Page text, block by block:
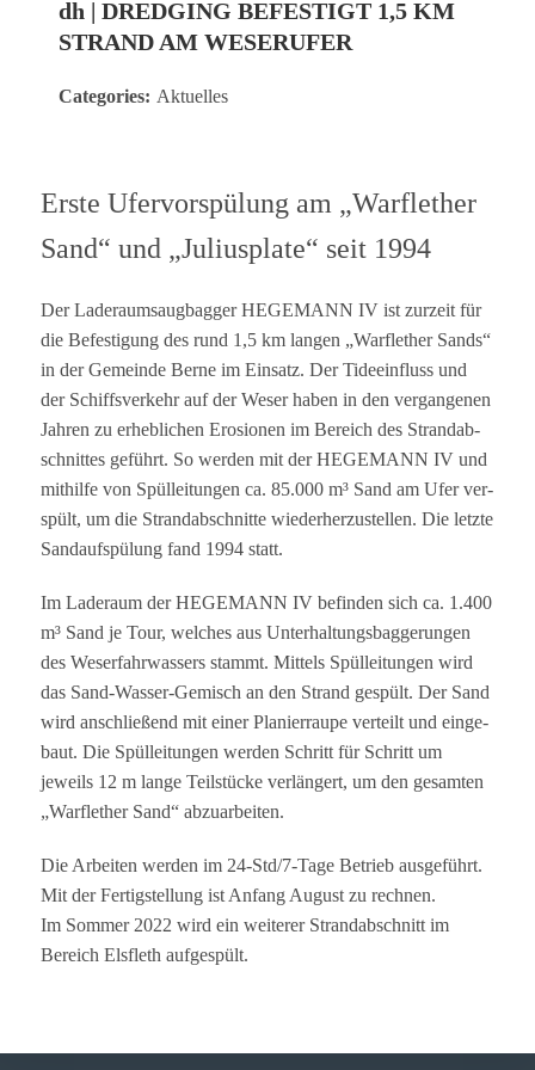
dh | DREDGING BEFESTIGT 1,5 KM
STRAND AM WESERUFER
Categories: Aktuelles
Erste Ufer­vor­spü­lung am „War­fle­ther
Sand“ und „Juli­us­p­late“ seit 1994
Der Lade­raum­saug­bag­ger HEGEMANN IV ist zur­zeit für
die Befes­ti­gung des rund 1,5 km lan­gen „War­fle­ther Sands“
in der Gemeinde Berne im Ein­satz. Der Tide­ein­fluss und
der Schiffs­ver­kehr auf der Weser haben in den ver­gan­ge­nen
Jah­ren zu erheb­li­chen Ero­sio­nen im Bereich des Strand­ab­
schnit­tes geführt. So wer­den mit der HEGEMANN IV und
mit­hilfe von Spüll­ei­tun­gen ca. 85.000 m³ Sand am Ufer ver­
spült, um die Strand­ab­schnitte wie­der­her­zu­stel­len. Die letzte
Sand­auf­spü­lung fand 1994 statt.
Im Lade­raum der HEGEMANN IV befin­den sich ca. 1.400
m³ Sand je Tour, wel­ches aus Unter­hal­tungs­bag­ge­run­gen
des Weser­fahr­was­sers stammt. Mit­tels Spüll­ei­tun­gen wird
das Sand-Was­ser-Gemisch an den Strand gespült. Der Sand
wird anschlie­ßend mit einer Pla­nier­raupe ver­teilt und ein­ge­
baut. Die Spüll­ei­tun­gen wer­den Schritt für Schritt um
jeweils 12 m lange Teil­stü­cke ver­län­gert, um den gesam­ten
„War­fle­ther Sand“ abzuarbeiten.
Die Arbei­ten wer­den im 24-Std/7‑­Tage Betrieb aus­ge­führt.
Mit der Fer­tig­stel­lung ist Anfang August zu rechnen.
Im Som­mer 2022 wird ein wei­te­rer Strand­ab­schnitt im
Bereich Els­fleth aufgespült.